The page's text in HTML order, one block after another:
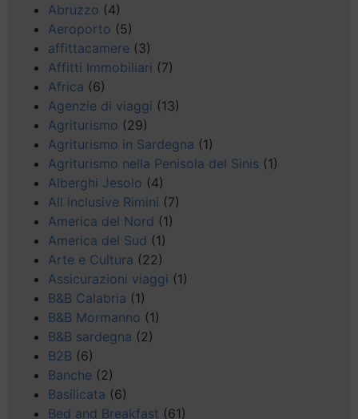
Abruzzo (4)
Aeroporto (5)
affittacamere (3)
Affitti Immobiliari (7)
Africa (6)
Agenzie di viaggi (13)
Agriturismo (29)
Agriturismo in Sardegna (1)
Agriturismo nella Penisola del Sinis (1)
Alberghi Jesolo (4)
All inclusive Rimini (7)
America del Nord (1)
America del Sud (1)
Arte e Cultura (22)
Assicurazioni viaggi (1)
B&B Calabria (1)
B&B Mormanno (1)
B&B sardegna (2)
B2B (6)
Banche (2)
Basilicata (6)
Bed and Breakfast (61)